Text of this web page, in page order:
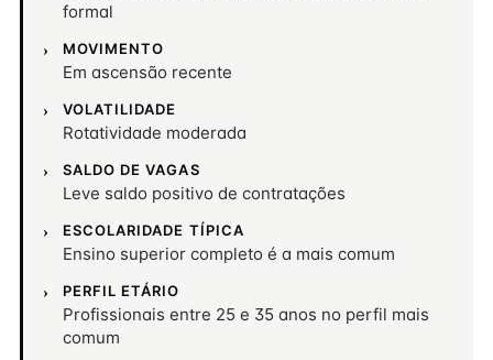
formal
MOVIMENTO
Em ascensão recente
VOLATILIDADE
Rotatividade moderada
SALDO DE VAGAS
Leve saldo positivo de contratações
ESCOLARIDADE TÍPICA
Ensino superior completo é a mais comum
PERFIL ETÁRIO
Profissionais entre 25 e 35 anos no perfil mais
comum